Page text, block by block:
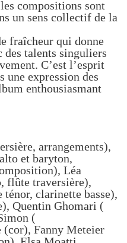
compositions sont
un sens collectif de la
fraîcheur qui donne
des talents singuliers
C’est l’esprit
une expression des
enthousiasmant
arrangements),
et baryton,
), Léa
flûte traversière),
ténor, clarinette basse),
), Quentin Ghomari (
(
(cor), Fanny Meteier